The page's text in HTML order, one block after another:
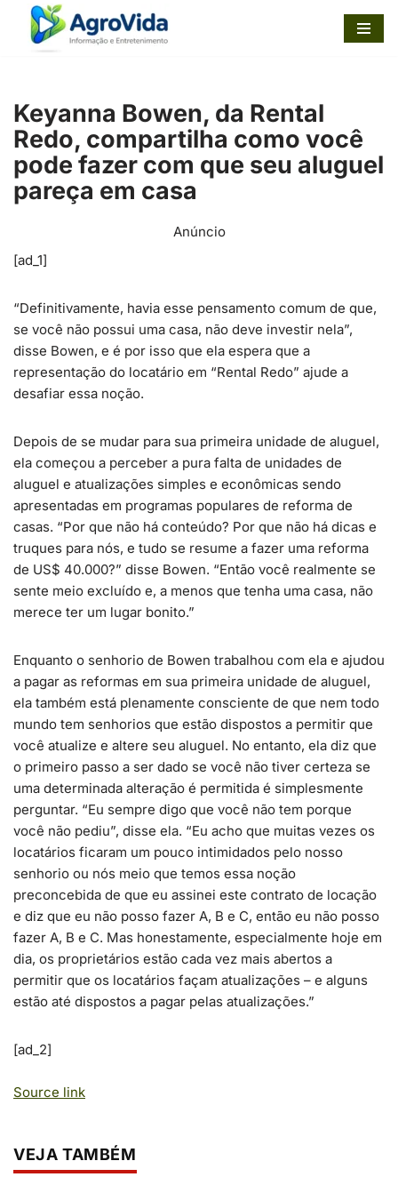
Pular
conteúdo
Keyanna Bowen, da Rental
Redo, compartilha como você
pode fazer com que seu aluguel
pareça em casa
Anúncio
[ad_1]
“Definitivamente, havia esse pensamento comum de que,
se você não possui uma casa, não deve investir nela”,
disse Bowen, e é por isso que ela espera que a
representação do locatário em “Rental Redo” ajude a
desafiar essa noção.
Depois de se mudar para sua primeira unidade de aluguel,
ela começou a perceber a pura falta de unidades de
aluguel e atualizações simples e econômicas sendo
apresentadas em programas populares de reforma de
casas. “Por que não há conteúdo? Por que não há dicas e
truques para nós, e tudo se resume a fazer uma reforma
de US$ 40.000?” disse Bowen. “Então você realmente se
sente meio excluído e, a menos que tenha uma casa, não
merece ter um lugar bonito.”
Enquanto o senhorio de Bowen trabalhou com ela e ajudou
a pagar as reformas em sua primeira unidade de aluguel,
ela também está plenamente consciente de que nem todo
mundo tem senhorios que estão dispostos a permitir que
você atualize e altere seu aluguel. No entanto, ela diz que
o primeiro passo a ser dado se você não tiver certeza se
uma determinada alteração é permitida é simplesmente
perguntar. “Eu sempre digo que você não tem porque
você não pediu”, disse ela. “Eu acho que muitas vezes os
locatários ficaram um pouco intimidados pelo nosso
senhorio ou nós meio que temos essa noção
preconcebida de que eu assinei este contrato de locação
e diz que eu não posso fazer A, B e C, então eu não posso
fazer A, B e C. Mas honestamente, especialmente hoje em
dia, os proprietários estão cada vez mais abertos a
permitir que os locatários façam atualizações – e alguns
estão até dispostos a pagar pelas atualizações.”
[ad_2]
Source link
VEJA TAMBÉM